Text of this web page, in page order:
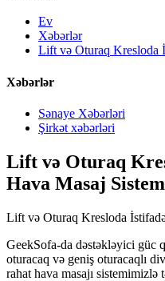
Ev
Xəbərlər
Lift və Oturaq Kresloda
Xəbərlər
Sənaye Xəbərləri
Şirkət xəbərləri
Lift və Oturaq
Hava Masaj
Lift və Oturaq Kresloda
GeekSofa-da dəstəkləyici güc
oturacaq və geniş oturacaqlı
rahat hava masajı